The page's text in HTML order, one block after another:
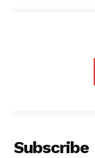
Subscribe